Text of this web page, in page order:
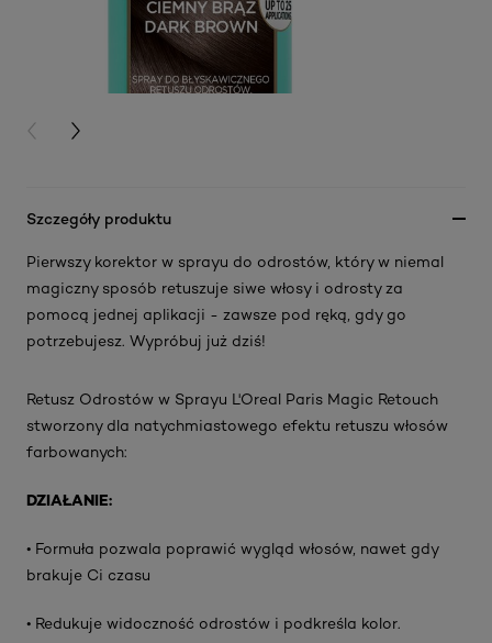
PREVIOUS CARD
NEXT CARD
Szczegóły produktu
Pierwszy korektor w sprayu do odrostów, który w niemal
magiczny sposób retuszuje siwe włosy i odrosty za
pomocą jednej aplikacji - zawsze pod ręką, gdy go
potrzebujesz. Wypróbuj już dziś!
Retusz Odrostów w Sprayu L'Oreal Paris Magic Retouch
stworzony dla natychmiastowego efektu retuszu włosów
farbowanych:
DZIAŁANIE:
• Formuła pozwala poprawić wygląd włosów, nawet gdy
brakuje Ci czasu
• Redukuje widoczność odrostów i podkreśla kolor.